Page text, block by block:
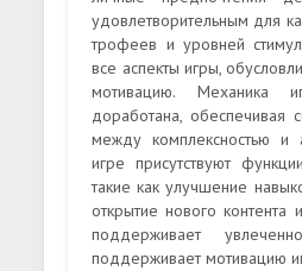
удовлетворительным для
трофеев и уровней
все аспекты игры,
мотивацию. Механика
доработана, обеспечивая
между комплексностью и
игре присутствуют
такие как улучшение
открытие нового контента
поддерживает
поддерживает мотивацию